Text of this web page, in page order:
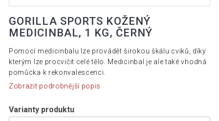
GORILLA SPORTS KOŽENÝ
MEDICINBAL, 1 KG, ČERNÝ
Pomocí medicinbalu lze provádět širokou škálu cviků, díky
kterým lze procvičit celé tělo. Medicinbal je ale také vhodná
pomůcka k rekonvalescenci.
Zobrazit podrobnější popis
Varianty produktu